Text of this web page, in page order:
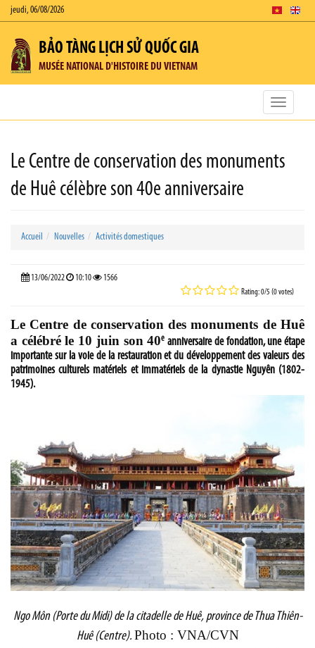
jeudi, 06/08/2026
BẢO TÀNG LỊCH SỬ QUỐC GIA
MUSÉE NATIONAL D'HISTOIRE DU VIETNAM
Toggle
Le Centre de conservation des monuments
de Huê célèbre son 40e anniversaire
Accueil Nouvelles Activités domestiques
13/06/2022 10:10 1566
Rating: 0/5 (0 votes)
Le Centre de conservation des monuments de Huê
a célébré le 10 juin son 40e anniversaire de fondation, une étape
importante sur la voie de la restauration et du développement des valeurs des
patrimoines culturels matériels et immatériels de la dynastie Nguyên (1802-
1945).
Ngo Môn (Porte du Midi) de la citadelle de Huê, province de Thua Thiên-
Huê (Centre). Photo : VNA/CVN